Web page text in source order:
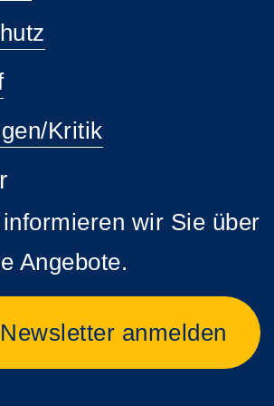
Kritik
wir Sie über
Angebote.
anmelden